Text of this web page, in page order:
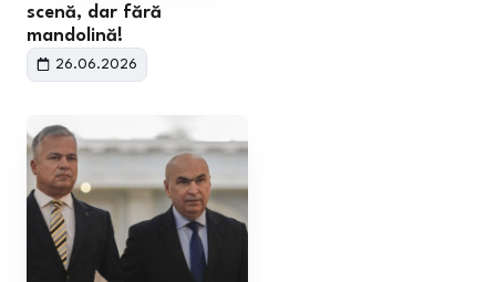
scenă, dar fără
mandolină!
26.06.2026